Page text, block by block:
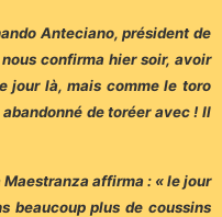
Anteciano, président de
nous confirma hier soir, avoir
jour là, mais comme le toro
de toréer avec ! Il
Maestranza affirma : « le jour
beaucoup plus de coussins